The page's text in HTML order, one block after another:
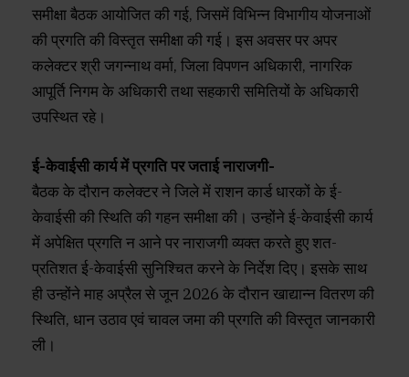
समीक्षा बैठक आयोजित की गई, जिसमें विभिन्न विभागीय योजनाओं
की प्रगति की विस्तृत समीक्षा की गई। इस अवसर पर अपर
कलेक्टर श्री जगन्नाथ वर्मा, जिला विपणन अधिकारी, नागरिक
आपूर्ति निगम के अधिकारी तथा सहकारी समितियों के अधिकारी
उपस्थित रहे।
ई-केवाईसी कार्य में प्रगति पर जताई नाराजगी-
बैठक के दौरान कलेक्टर ने जिले में राशन कार्ड धारकों के ई-
केवाईसी की स्थिति की गहन समीक्षा की। उन्होंने ई-केवाईसी कार्य
में अपेक्षित प्रगति न आने पर नाराजगी व्यक्त करते हुए शत-
प्रतिशत ई-केवाईसी सुनिश्चित करने के निर्देश दिए। इसके साथ
ही उन्होंने माह अप्रैल से जून 2026 के दौरान खाद्यान्न वितरण की
स्थिति, धान उठाव एवं चावल जमा की प्रगति की विस्तृत जानकारी
ली।